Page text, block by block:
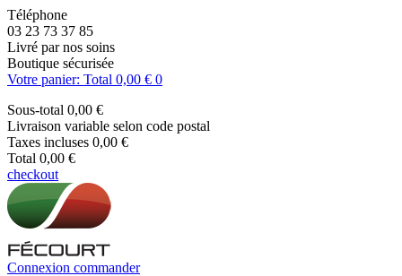
Téléphone
03 23 73 37 85
Livré par nos soins
Boutique sécurisée
Votre panier: Total 0,00 € 0
Sous-total 0,00 €
Livraison variable selon code postal
Taxes incluses 0,00 €
Total 0,00 €
checkout
Connexion commander